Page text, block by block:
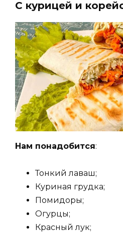
С курицей и
Нам понадобится:
Тонкий лаваш;
Куриная грудка;
Помидоры;
Огурцы;
Красный лук;